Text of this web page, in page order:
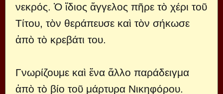
νεκρός. Ὁ ἴδιος ἄγγελος πῆρε τὸ χέρι τοῦ
Τίτου, τὸν θεράπευσε καὶ τὸν σήκωσε
ἀπὸ τὸ κρεβάτι του.
Γνωρίζουμε καὶ ἕνα ἄλλο παράδειγμα
ἀπὸ τὸ βίο τοῦ μάρτυρα Νικηφόρου.